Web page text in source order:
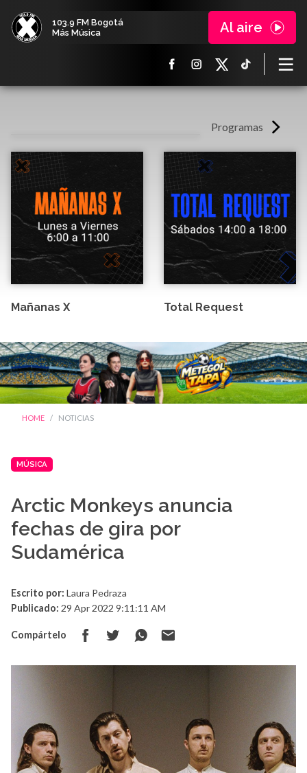
103.9 FM Bogotá
Más Música
Al aire
Programas
Mañanas X Total Request
HOME NOTICIAS
MÚSICA
Arctic Monkeys anuncia
fechas de gira por
Sudamérica
Escrito por: Laura Pedraza
Publicado: 29 Apr 2022 9:11:11 AM
Compártelo